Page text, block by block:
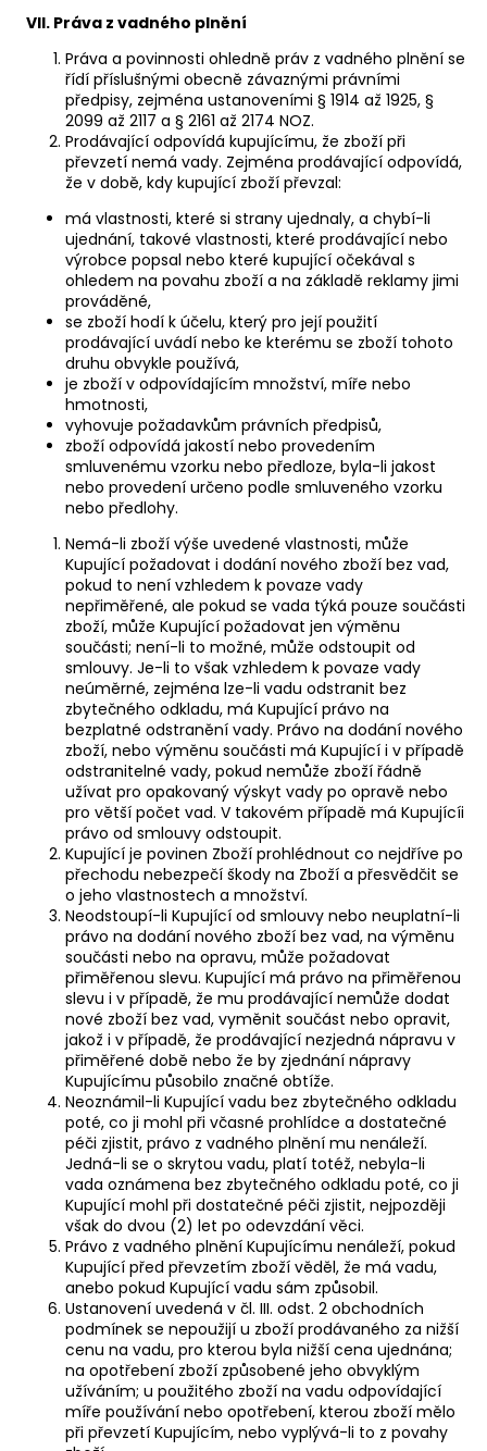
VII. Práva z vadného plnění
Práva a povinnosti ohledně práv z vadného plnění se
řídí příslušnými obecně závaznými právními
předpisy, zejména ustanoveními § 1914 až 1925, §
2099 až 2117 a § 2161 až 2174 NOZ.
Prodávající odpovídá kupujícímu, že zboží při
převzetí nemá vady. Zejména prodávající odpovídá,
že v době, kdy kupující zboží převzal:
má vlastnosti, které si strany ujednaly, a chybí-li
ujednání, takové vlastnosti, které prodávající nebo
výrobce popsal nebo které kupující očekával s
ohledem na povahu zboží a na základě reklamy jimi
prováděné,
se zboží hodí k účelu, který pro její použití
prodávající uvádí nebo ke kterému se zboží tohoto
druhu obvykle používá,
je zboží v odpovídajícím množství, míře nebo
hmotnosti,
vyhovuje požadavkům právních předpisů,
zboží odpovídá jakostí nebo provedením
smluvenému vzorku nebo předloze, byla-li jakost
nebo provedení určeno podle smluveného vzorku
nebo předlohy.
Nemá-li zboží výše uvedené vlastnosti, může
Kupující požadovat i dodání nového zboží bez vad,
pokud to není vzhledem k povaze vady
nepřiměřené, ale pokud se vada týká pouze součásti
zboží, může Kupující požadovat jen výměnu
součásti; není-li to možné, může odstoupit od
smlouvy. Je-li to však vzhledem k povaze vady
neúměrné, zejména lze-li vadu odstranit bez
zbytečného odkladu, má Kupující právo na
bezplatné odstranění vady. Právo na dodání nového
zboží, nebo výměnu součásti má Kupující i v případě
odstranitelné vady, pokud nemůže zboží řádně
užívat pro opakovaný výskyt vady po opravě nebo
pro větší počet vad. V takovém případě má Kupujícíi
právo od smlouvy odstoupit.
Kupující je povinen Zboží prohlédnout co nejdříve po
přechodu nebezpečí škody na Zboží a přesvědčit se
o jeho vlastnostech a množství.
Neodstoupí-li Kupující od smlouvy nebo neuplatní-li
právo na dodání nového zboží bez vad, na výměnu
součásti nebo na opravu, může požadovat
přiměřenou slevu. Kupující má právo na přiměřenou
slevu i v případě, že mu prodávající nemůže dodat
nové zboží bez vad, vyměnit součást nebo opravit,
jakož i v případě, že prodávající nezjedná nápravu v
přiměřené době nebo že by zjednání nápravy
Kupujícímu působilo značné obtíže.
Neoznámil-li Kupující vadu bez zbytečného odkladu
poté, co ji mohl při včasné prohlídce a dostatečné
péči zjistit, právo z vadného plnění mu nenáleží.
Jedná-li se o skrytou vadu, platí totéž, nebyla-li
vada oznámena bez zbytečného odkladu poté, co ji
Kupující mohl při dostatečné péči zjistit, nejpozději
však do dvou (2) let po odevzdání věci.
Právo z vadného plnění Kupujícímu nenáleží, pokud
Kupující před převzetím zboží věděl, že má vadu,
anebo pokud Kupující vadu sám způsobil.
Ustanovení uvedená v čl. III. odst. 2 obchodních
podmínek se nepoužijí u zboží prodávaného za nižší
cenu na vadu, pro kterou byla nižší cena ujednána;
na opotřebení zboží způsobené jeho obvyklým
užíváním; u použitého zboží na vadu odpovídající
míře používání nebo opotřebení, kterou zboží mělo
při převzetí Kupujícím, nebo vyplývá-li to z povahy